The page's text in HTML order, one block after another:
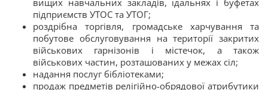
вищих навчальних закладів, їдальнях і буфетах
підприємств УТОС та УТОГ;
роздрібна торгівля, громадське харчування та
побутове обслуговування на території закритих
військових гарнізонів і містечок, а також
військових частин, розташованих у межах сіл;
надання послуг бібліотеками;
продаж предметів релігійно-обрядової атрибутики